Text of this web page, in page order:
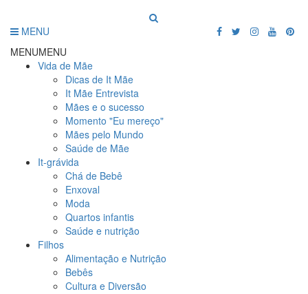
MENU
MENUMENU
Vida de Mãe
Dicas de It Mãe
It Mãe Entrevista
Mães e o sucesso
Momento "Eu mereço"
Mães pelo Mundo
Saúde de Mãe
It-grávida
Chá de Bebê
Enxoval
Moda
Quartos infantis
Saúde e nutrição
Filhos
Alimentação e Nutrição
Bebês
Cultura e Diversão